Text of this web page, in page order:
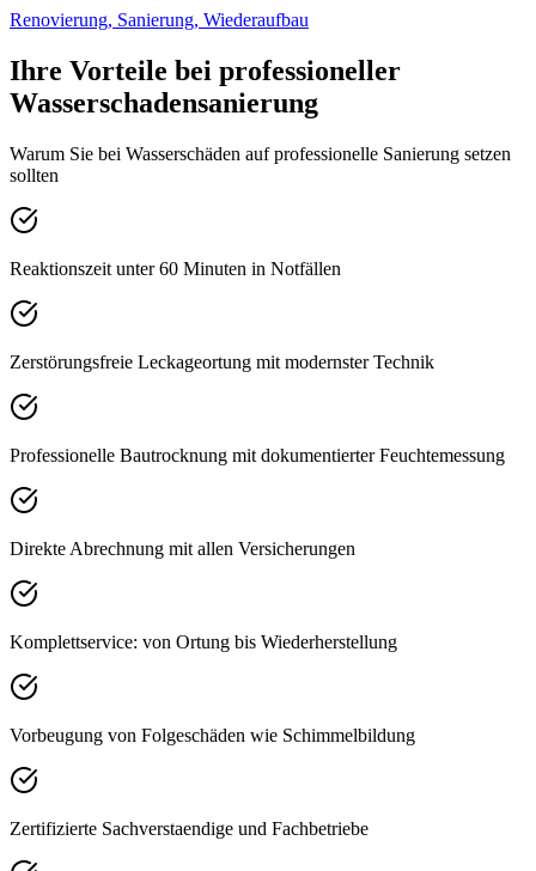
Renovierung, Sanierung, Wiederaufbau
Ihre Vorteile bei professioneller
Wasserschadensanierung
Warum Sie bei Wasserschäden auf professionelle Sanierung setzen
sollten
Reaktionszeit unter 60 Minuten in Notfällen
Zerstörungsfreie Leckageortung mit modernster Technik
Professionelle Bautrocknung mit dokumentierter Feuchtemessung
Direkte Abrechnung mit allen Versicherungen
Komplettservice: von Ortung bis Wiederherstellung
Vorbeugung von Folgeschäden wie Schimmelbildung
Zertifizierte Sachverstaendige und Fachbetriebe